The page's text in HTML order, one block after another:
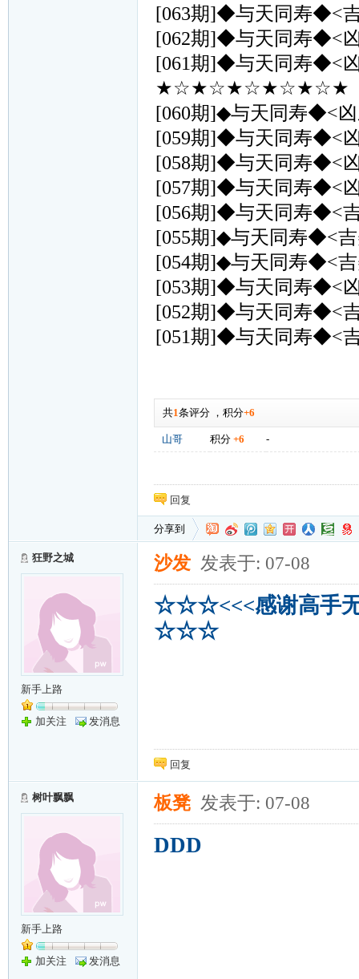
[063期]◆与天同寿◆<
[062期]◆与天同寿◆<
[061期]◆与天同寿◆<
★☆★☆★☆★☆★☆★
[060期]◆与天同寿◆<
[059期]◆与天同寿◆<
[058期]◆与天同寿◆<
[057期]◆与天同寿◆<
[056期]◆与天同寿◆<
[055期]◆与天同寿◆<
[054期]◆与天同寿◆<
[053期]◆与天同寿◆<
[052期]◆与天同寿◆<
[051期]◆与天同寿◆<
共1条评分， 积分+6
山哥 积分 +6 -
回复
分享到
狂野之城
新手上路
加关注 发消息
沙发 发表于: 07-08
☆☆☆<<<感谢高手
☆☆☆
回复
树叶飘飘
新手上路
加关注 发消息
板凳 发表于: 07-08
DDD